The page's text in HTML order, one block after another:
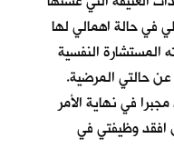
في حالة اهمالي لها
المستشارة النفسية
حالتي المرضية.
في نهاية الأمر
افقد وظيفتي في